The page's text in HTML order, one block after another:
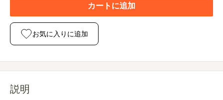
カートに追加
お気に入りに追加
説明